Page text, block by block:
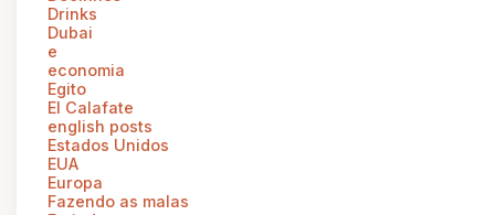
Drinks
Dubai
e
economia
Egito
El Calafate
english posts
Estados Unidos
EUA
Europa
Fazendo as malas